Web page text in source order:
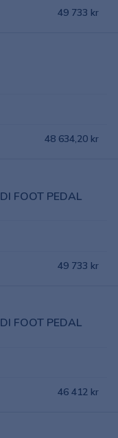
49 733 kr
48 634,20 kr
FOOT PEDAL
49 733 kr
FOOT PEDAL
46 412 kr